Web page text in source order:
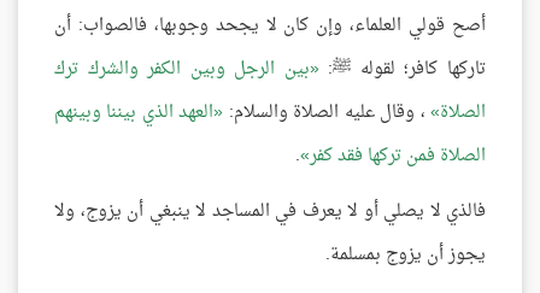
أصح قولي العلماء، وإن كان لا يجحد وجوبها، فالصواب: أن
تاركها كافر؛ لقوله ﷺ: بين الرجل وبين الكفر والشرك ترك
الصلاة ، وقال عليه الصلاة والسلام: العهد الذي بيننا وبينهم
الصلاة فمن تركها فقد كفر .
فالذي لا يصلي أو لا يعرف في المساجد لا ينبغي أن يزوج، ولا
يجوز أن يزوج بمسلمة.